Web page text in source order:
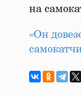
на
«Он